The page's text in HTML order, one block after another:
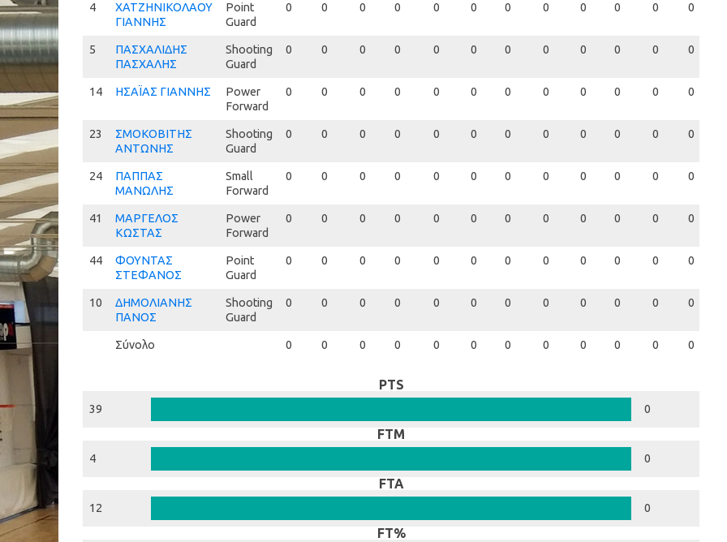
4
5
14
23
24
41
44
10
4
ΧΑΤΖΗΝΙΚΟΛΑΟΥ
ΓΙΑΝΝΗΣ
Point
Guard
0 0 0 0 0 0 0 0 0 0 0 0
5
ΠΑΣΧΑΛΙΔΗΣ
ΠΑΣΧΑΛΗΣ
Shooting
Guard
0 0 0 0 0 0 0 0 0 0 0 0
14 ΗΣΑΪΑΣ ΓΙΑΝΝΗΣ
Power
Forward
0 0 0 0 0 0 0 0 0 0 0 0
23
ΣΜΟΚΟΒΙΤΗΣ
ΑΝΤΩΝΗΣ
Shooting
Guard
0 0 0 0 0 0 0 0 0 0 0 0
24
ΠΑΠΠΑΣ
ΜΑΝΩΛΗΣ
Small
Forward
0 0 0 0 0 0 0 0 0 0 0 0
41
ΜΑΡΓΕΛΟΣ
ΚΩΣΤΑΣ
Power
Forward
0 0 0 0 0 0 0 0 0 0 0 0
44
ΦΟΥΝΤΑΣ
ΣΤΕΦΑΝΟΣ
Point
Guard
0 0 0 0 0 0 0 0 0 0 0 0
10
ΔΗΜΟΛΙΑΝΗΣ
ΠΑΝΟΣ
Shooting
Guard
0 0 0 0 0 0 0 0 0 0 0 0
Σύνολο 0 0 0 0 0 0 0 0 0 0 0 0
PTS
39 0
FTM
4 0
FTA
12 0
FT%